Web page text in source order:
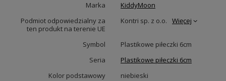
Marka
KiddyMoon
Podmiot odpowiedzialny za
ten produkt na terenie UE
Kontri sp. z o.o. Więcej
Symbol
Plastikowe piłeczki 6cm
Seria
Plastikowe piłeczki 6cm
Kolor podstawowy
niebieski